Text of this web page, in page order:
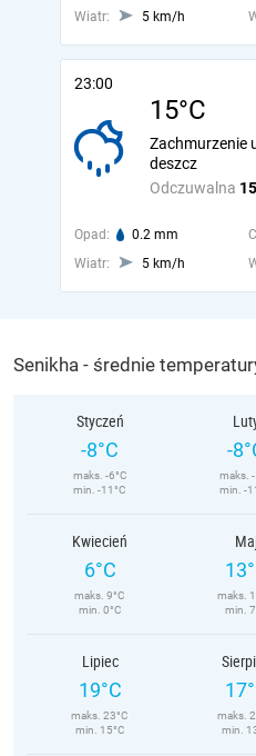
Wiatr: 5 km/h
23:00
15°C
Odczuwalna
Zachmurzenie
deszcz
Opad: 0.2 mm
Wiatr:
5 km/h
Senikha - średnie
Styczeń
-8°C
maks. -6°C
min. -11°C
-
maks. -
min. -
Kwiecień
6°C
maks. 9°C
min. 0°C
maks.
min.
Lipiec
19°C
maks. 23°C
min. 15°C
maks.
min.